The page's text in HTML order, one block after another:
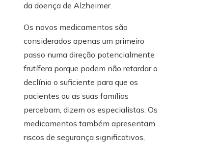
da doença de Alzheimer.
Os novos medicamentos são
considerados apenas um primeiro
passo numa direção potencialmente
frutífera porque podem não retardar o
declínio o suficiente para que os
pacientes ou as suas famílias
percebam, dizem os especialistas. Os
medicamentos também apresentam
riscos de segurança significativos,